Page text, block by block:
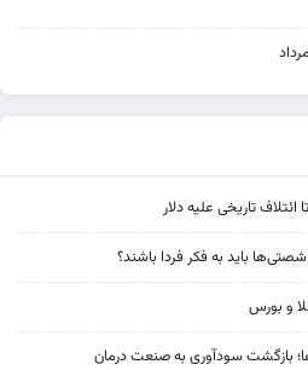
ائتلاف تاریخی علیه دلار
باید به فکر فردا باشند؟